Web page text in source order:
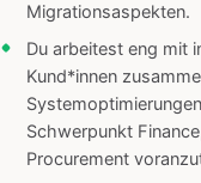
Migrationsaspekten.
Du arbeitest eng mit
Kund*innen
Schwerpunkt
Procurement